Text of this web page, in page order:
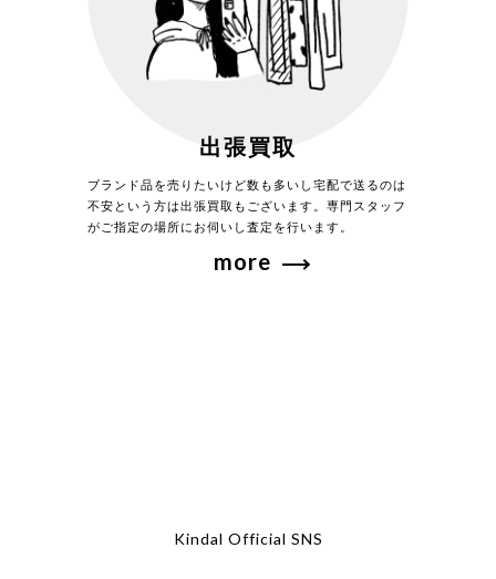
出張買取
ブランド品を売りたいけど数も多いし宅配で送るのは
不安という方は出張買取もございます。専門スタッフ
がご指定の場所にお伺いし査定を行います。
more
Kindal Official SNS